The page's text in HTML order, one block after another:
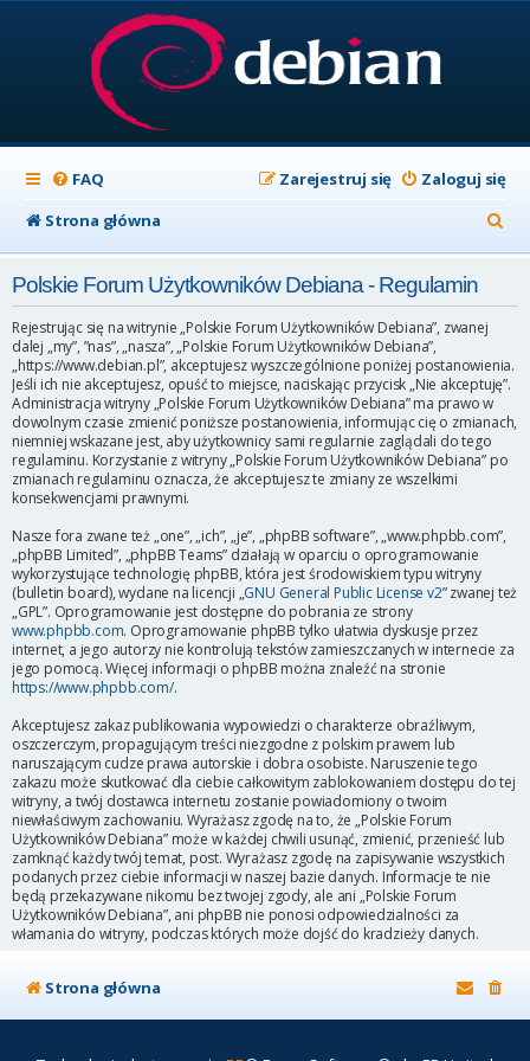
FAQ Zaloguj się
Zarejestruj się
Strona główna
z
j
Polskie Forum Użytkowników Debiana - Regulamin
Rejestrując się na witrynie „Polskie Forum Użytkowników Debiana”, zwanej
dalej „my”, ”nas”, „nasza”, „Polskie Forum Użytkowników Debiana”,
„https://www.debian.pl”, akceptujesz wyszczególnione poniżej postanowienia.
Jeśli ich nie akceptujesz, opuść to miejsce, naciskając przycisk „Nie akceptuję”.
Administracja witryny „Polskie Forum Użytkowników Debiana” ma prawo w
dowolnym czasie zmienić poniższe postanowienia, informując cię o zmianach,
niemniej wskazane jest, aby użytkownicy sami regularnie zaglądali do tego
regulaminu. Korzystanie z witryny „Polskie Forum Użytkowników Debiana” po
zmianach regulaminu oznacza, że akceptujesz te zmiany ze wszelkimi
konsekwencjami prawnymi.
Nasze fora zwane też „one”, „ich”, „je”, „phpBB software”, „www.phpbb.com”,
„phpBB Limited”, „phpBB Teams” działają w oparciu o oprogramowanie
wykorzystujące technologię phpBB, która jest środowiskiem typu witryny
(bulletin board), wydane na licencji „GNU General Public License v2” zwanej też
„GPL”. Oprogramowanie jest dostępne do pobrania ze strony
www.phpbb.com. Oprogramowanie phpBB tylko ułatwia dyskusje przez
internet, a jego autorzy nie kontrolują tekstów zamieszczanych w internecie za
jego pomocą. Więcej informacji o phpBB można znaleźć na stronie
https://www.phpbb.com/.
Akceptujesz zakaz publikowania wypowiedzi o charakterze obraźliwym,
oszczerczym, propagującym treści niezgodne z polskim prawem lub
naruszającym cudze prawa autorskie i dobra osobiste. Naruszenie tego
zakazu może skutkować dla ciebie całkowitym zablokowaniem dostępu do tej
witryny, a twój dostawca internetu zostanie powiadomiony o twoim
niewłaściwym zachowaniu. Wyrażasz zgodę na to, że „Polskie Forum
Użytkowników Debiana” może w każdej chwili usunąć, zmienić, przenieść lub
zamknąć każdy twój temat, post. Wyrażasz zgodę na zapisywanie wszystkich
podanych przez ciebie informacji w naszej bazie danych. Informacje te nie
będą przekazywane nikomu bez twojej zgody, ale ani „Polskie Forum
Użytkowników Debiana”, ani phpBB nie ponosi odpowiedzialności za
włamania do witryny, podczas których może dojść do kradzieży danych.
Strona główna